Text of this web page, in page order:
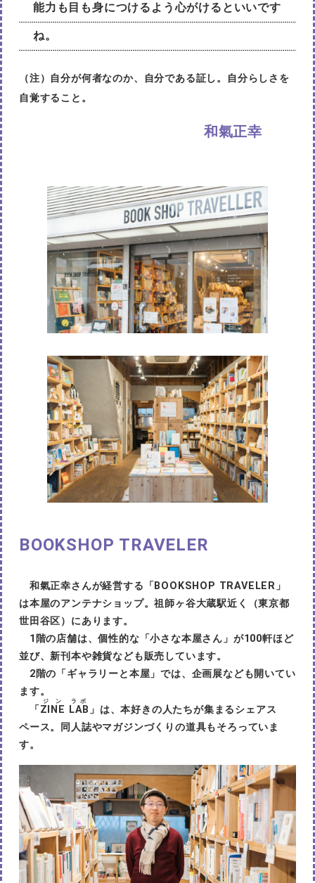
能力も目も身につけるよう心がけるといいです
ね。
（注）自分が何者なのか、自分である証し。自分らしさを
自覚すること。
和氣正幸
BOOKSHOP TRAVELER
和氣正幸さんが経営する「BOOKSHOP TRAVELER」
は本屋のアンテナショップ。祖師ヶ谷大蔵駅近く（東京都
世田谷区）にあります。
1階の店舗は、個性的な「小さな本屋さん」が100軒ほど
並び、新刊本や雑貨なども販売しています。
2階の「ギャラリーと本屋」では、企画展なども開いてい
ます。
「ZINE
ジン
LAB
ラボ
」は、本好きの人たちが集まるシェアス
ペース。同人誌やマガジンづくりの道具もそろっていま
す。